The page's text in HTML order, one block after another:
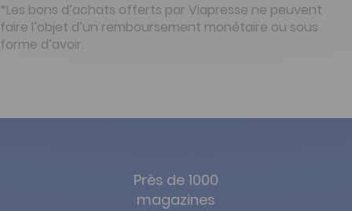
*Les bons d’achats offerts par Viapresse ne peuvent
faire l’objet d’un remboursement monétaire ou sous
forme d’avoir.
Près de 1000
magazines